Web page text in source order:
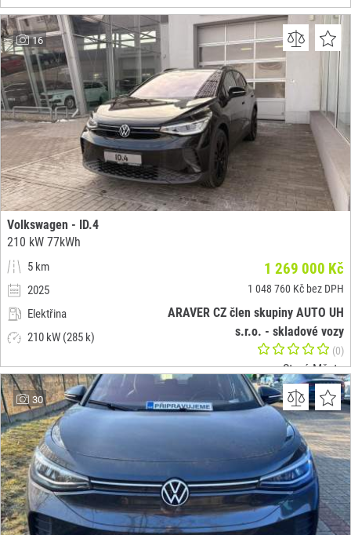
16
Volkswagen - ID.4
210 kW 77kWh
5 km
2025
Elektřina
210 kW (285 k)
1 269 000 Kč
1 048 760 Kč bez DPH
ARAVER CZ člen skupiny AUTO UH
s.r.o. - skladové vozy
(0)
Staré Město
30